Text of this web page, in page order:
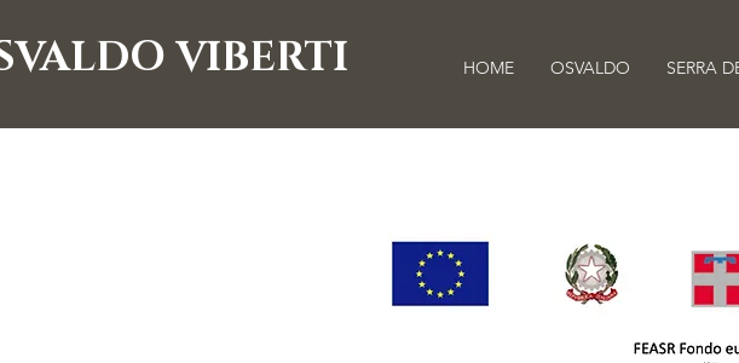
VIBERTI HOME OSVALDO SERRA